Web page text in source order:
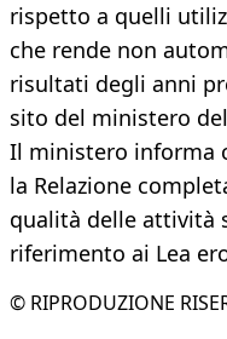
rispetto a quelli
che rende non
risultati degli anni
sito del ministero
Il ministero informa
la Relazione
qualità delle attività
riferimento ai Lea
© RIPRODUZIONE